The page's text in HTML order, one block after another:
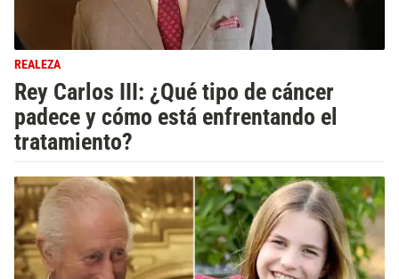
REALEZA
Rey Carlos III: ¿Qué tipo de cáncer
padece y cómo está enfrentando el
tratamiento?